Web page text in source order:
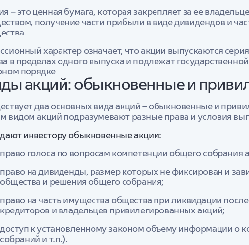
– это ценная бумага, которая закрепляет за ее
получение части прибыли в виде дивидендов и
характер означает, что акции выпускаются
в пределах одного выпуска и подлежат
порядке
акций: обыкновенные и
два основных вида акций – обыкновенные и
видом акций подразумевают разные права и условия
инвестору обыкновенные акции:
право голоса по вопросам компетенции общего собрания
право на дивиденды, размер которых не фиксирован и
общества и решения общего собрания;
право на часть имущества общества при ликвидации
кредиторов и владельцев привилегированных акций;
доступ к установленному законом объему информации о
собраний и т.п.).